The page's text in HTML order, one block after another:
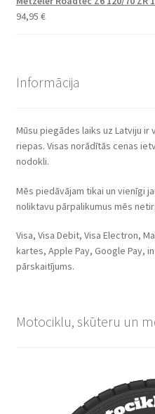
94,95 €
Informācija
Mūsu piegādes laiks uz Latviju ir
riepas. Visas norādītās cenas
nodokli.
Mēs piedāvājam tikai un vienīgi
noliktavu pārpalikumus mēs
Visa, Visa Debit, Visa Electron,
kartes, Apple Pay, Google Pay,
pārskaitījums.
Motociklu, skūteru un